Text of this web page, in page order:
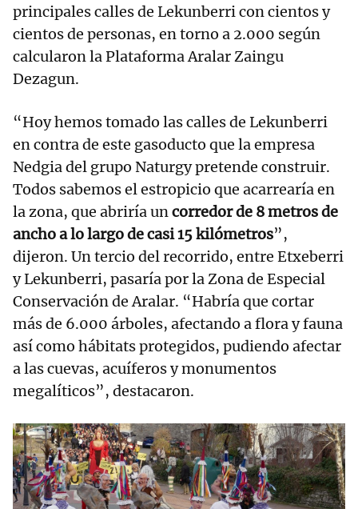
principales calles de Lekunberri con cientos y
cientos de personas, en torno a 2.000 según
calcularon la Plataforma Aralar Zaingu
Dezagun.
“Hoy hemos tomado las calles de Lekunberri
en contra de este gasoducto que la empresa
Nedgia del grupo Naturgy pretende construir.
Todos sabemos el estropicio que acarrearía en
la zona, que abriría uncorredor de 8 metros de
ancho a lo largo de casi 15 kilómetros”,
dijeron. Un tercio del recorrido, entre Etxeberri
y Lekunberri, pasaría por la Zona de Especial
Conservación de Aralar. “Habría que cortar
más de 6.000 árboles, afectando a flora y fauna
así como hábitats protegidos, pudiendo afectar
a las cuevas, acuíferos y monumentos
megalíticos”, destacaron.